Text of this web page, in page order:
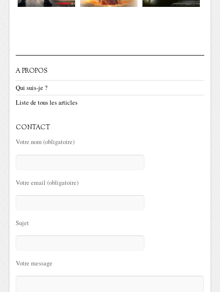
A PROPOS
Qui suis-je ?
Liste de tous les articles
CONTACT
Votre nom (obligatoire)
Votre email (obligatoire)
Sujet
Votre message